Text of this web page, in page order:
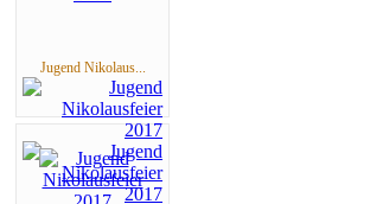
Jugend Nikolaus...